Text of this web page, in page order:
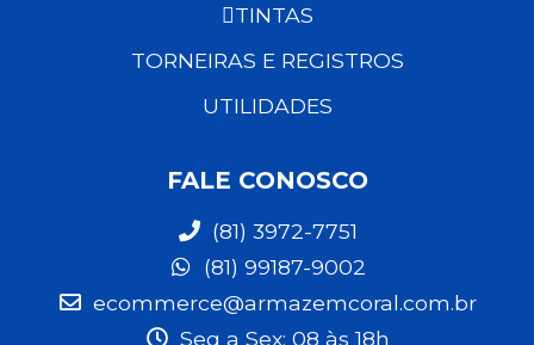
TINTAS
TORNEIRAS E REGISTROS
UTILIDADES
FALE CONOSCO
(81) 3972-7751
(81) 99187-9002
ecommerce@armazemcoral.com.br
Seg a Sex: 08 às 18h